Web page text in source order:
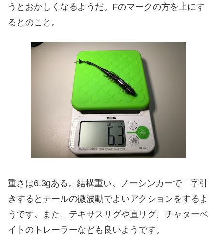
うとおかしくなるようだ。Fのマークの方を上にす
るとのこと。
重さは6.3gある。結構重い。ノーシンカーでｉ字引
きするとテールの微波動でよいアクションをするよ
うです。また、テキサスリグや直リグ、チャターベ
イトのトレーラーなども良いようです。